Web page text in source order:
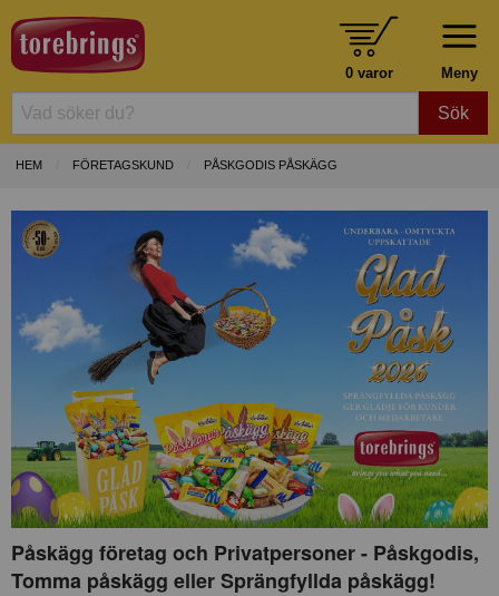
Meny
0 varor
Sök
HEM FÖRETAGSKUND PÅSKGODIS PÅSKÄGG
Påskägg företag och Privatpersoner - Påskgodis,
Tomma påskägg eller Sprängfyllda påskägg!